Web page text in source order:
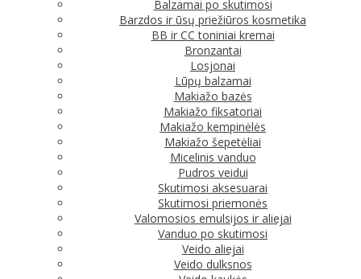
Balzamai po skutimosi
Barzdos ir ūsų priežiūros kosmetika
BB ir CC toniniai kremai
Bronzantai
Losjonai
Lūpų balzamai
Makiažo bazės
Makiažo fiksatoriai
Makiažo kempinėlės
Makiažo šepetėliai
Micelinis vanduo
Pudros veidui
Skutimosi aksesuarai
Skutimosi priemonės
Valomosios emulsijos ir aliejai
Vanduo po skutimosi
Veido aliejai
Veido dulksnos